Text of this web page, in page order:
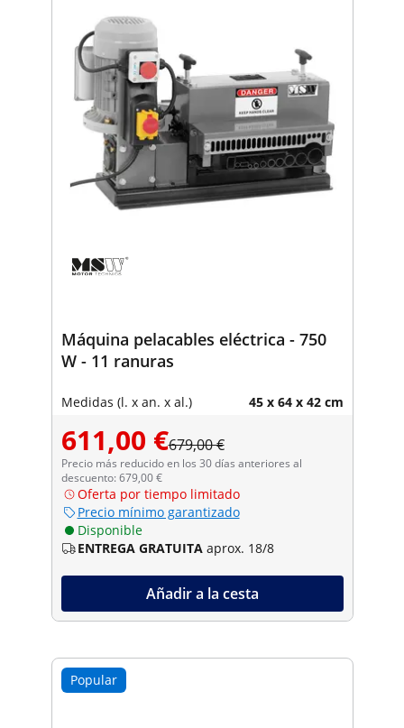
Máquina pelacables eléctrica - 750
W - 11 ranuras
Medidas (l. x an. x al.) 45 x 64 x 42 cm
611,00 €679,00 €
Precio más reducido en los 30 días anteriores al
descuento: 679,00 €
Oferta por tiempo limitado
Precio mínimo garantizado
Disponible
ENTREGA GRATUITA aprox. 18/8
Añadir a la cesta
Popular